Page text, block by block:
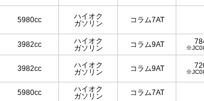
5980cc
ハイオク
ガソリン
コラム7AT
3982cc
ハイオク
ガソリン
コラム9AT
3982cc
ハイオク
ガソリン
コラム9AT
5980cc
ハイオク
ガソリン
コラム7AT